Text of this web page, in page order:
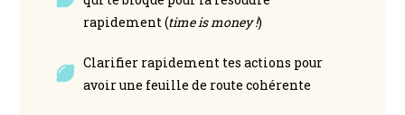
rapidement (time is money !)
Clarifier rapidement tes actions pour
avoir une feuille de route cohérente